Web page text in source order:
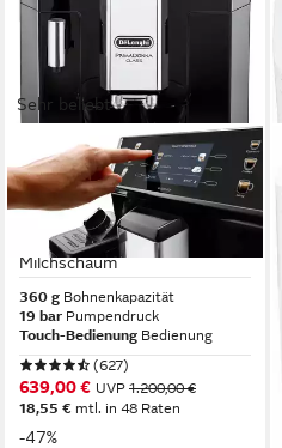
Sehr beliebt
DE'LONGHI
Kaffeevollautomat
PrimaDonna Class
ECAM550.65.SB - Perfekter
Milchschaum
360 g Bohnenkapazität
19 bar Pumpendruck
Touch-Bedienung Bedienung
(627)
639,00 € UVP 1.200,00 €
18,55 € mtl. in 48 Raten
-47%